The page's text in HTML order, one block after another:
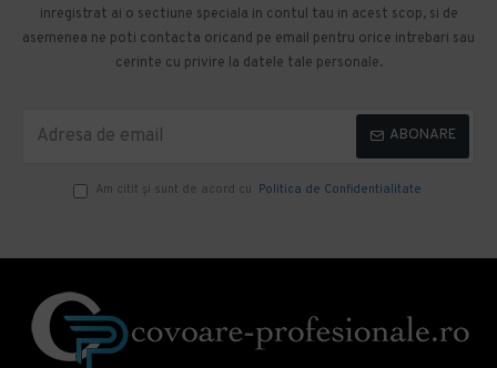
inregistrat ai o sectiune speciala in contul tau in acest scop, si de
asemenea ne poti contacta oricand pe email pentru orice intrebari sau
cerinte cu privire la datele tale personale.
ABONARE
Am citit şi sunt de acord cu Politica de Confidentialitate